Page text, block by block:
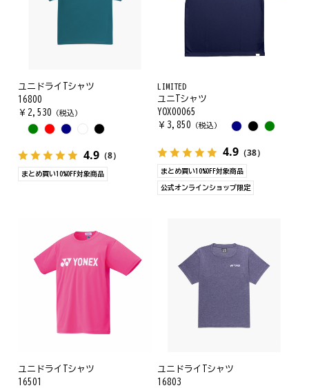
ユニドライTシャツ
16800
￥ 2,530 （税込）
4.9 （8）
まとめ買い10%OFF対象商品
LIMITED
ユニTシャツ
YOX00065
￥ 3,850 （税込）
4.9（38）
まとめ買い10%OFF対象商品
公式オンラインショップ限定
ユニドライTシャツ
16501
ユニドライTシャツ
16803